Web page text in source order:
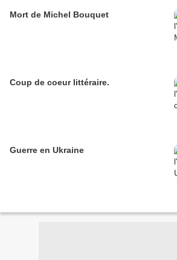
Mort de Michel Bouquet
Coup de coeur littéraire.
Guerre en Ukraine